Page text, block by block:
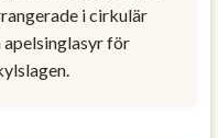
i cirkulär
apelsinglasyr för